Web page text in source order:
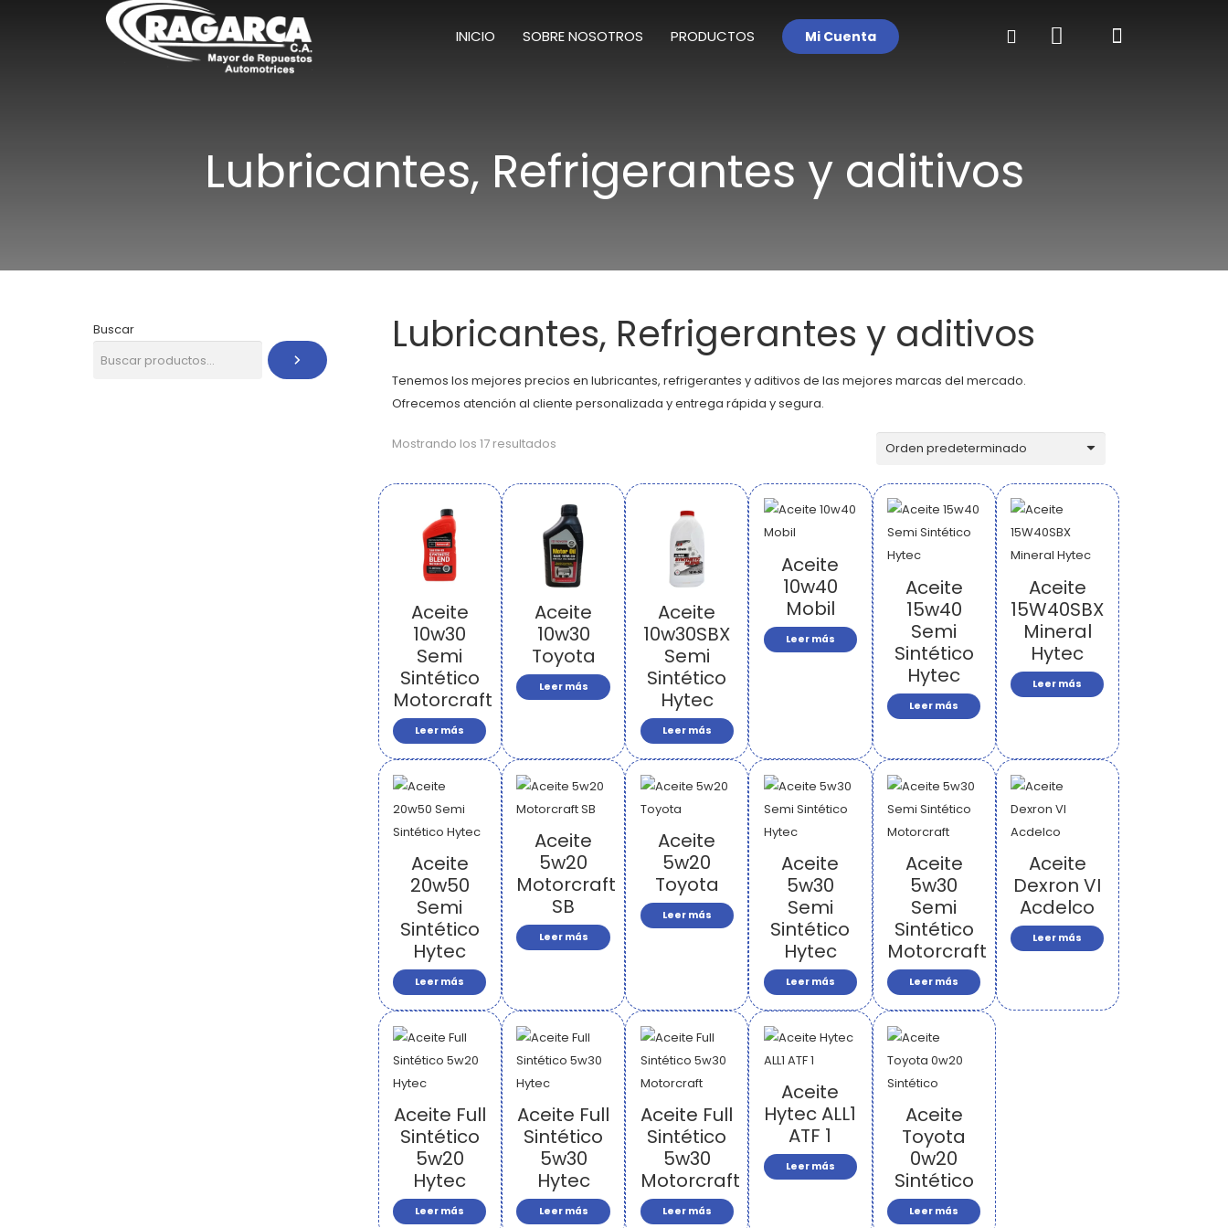
INICIO SOBRE NOSOTROS PRODUCTOS Mi Cuenta
Lubricantes, Refrigerantes y aditivos
Lubricantes, Refrigerantes y aditivos
Tenemos los mejores precios en lubricantes, refrigerantes y aditivos de las mejores marcas del mercado.
Ofrecemos atención al cliente personalizada y entrega rápida y segura.
Mostrando los 17 resultados
Aceite
10w30
Semi
Sintético
Motorcraft
Leer más
Aceite
10w30
Toyota
Leer más
Aceite
10w30SBX
Semi
Sintético
Hytec
Leer más
Aceite
10w40
Mobil
Leer más
Aceite
15w40
Semi
Sintético
Hytec
Leer más
Aceite
15W40SBX
Mineral
Hytec
Leer más
Aceite
20w50
Semi
Sintético
Hytec
Leer más
Aceite
5w20
Motorcraft
SB
Leer más
Aceite
5w20
Toyota
Leer más
Aceite
5w30
Semi
Sintético
Hytec
Leer más
Aceite
5w30
Semi
Sintético
Motorcraft
Leer más
Aceite
Dexron VI
Acdelco
Leer más
Aceite Full
Sintético
5w20
Hytec
Leer más
Aceite Full
Sintético
5w30
Hytec
Leer más
Aceite Full
Sintético
5w30
Motorcraft
Leer más
Aceite
Hytec ALL1
ATF 1
Leer más
Aceite
Toyota
0w20
Sintético
Leer más
Buscar